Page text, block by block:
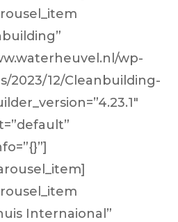
wp-
2023/12/Cleanbuilding-
Internaional”